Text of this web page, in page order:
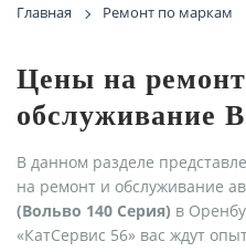
Главная Ремонт по маркам
Цены на
обслуживание
В данном разделе
на ремонт и обслуживание
(Вольво 140 Серия) в
«КатСервис 56» вас ждут